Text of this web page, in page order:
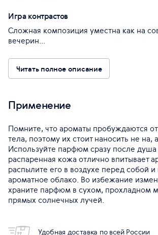
Игра контрастов
Сложная композиция уместна как на
вечерин...
Читать полное описание
Применение
Помните, что ароматы пробуждаются
тела, поэтому их стоит наносить не на,
Используйте парфюм сразу после душа
распаренная кожа отлично впитывает
распылите его в воздухе перед собой и
ароматное облако. Во избежание
храните парфюм в сухом, прохладном
прямых солнечных лучей.
Удобная доставка по всей России